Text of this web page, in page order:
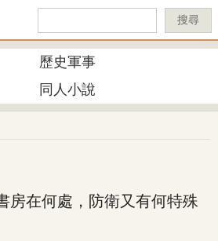
搜尋
歷史軍事
同人小說
在何處，防衛又有何特殊